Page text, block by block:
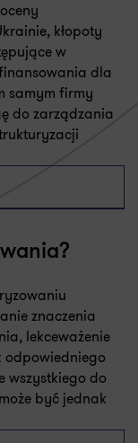
kłopoty
w
dla
samym firmy
do zarządzania
znaczenia
lekceważenie
odpowiedniego
wszystkiego do
być jednak